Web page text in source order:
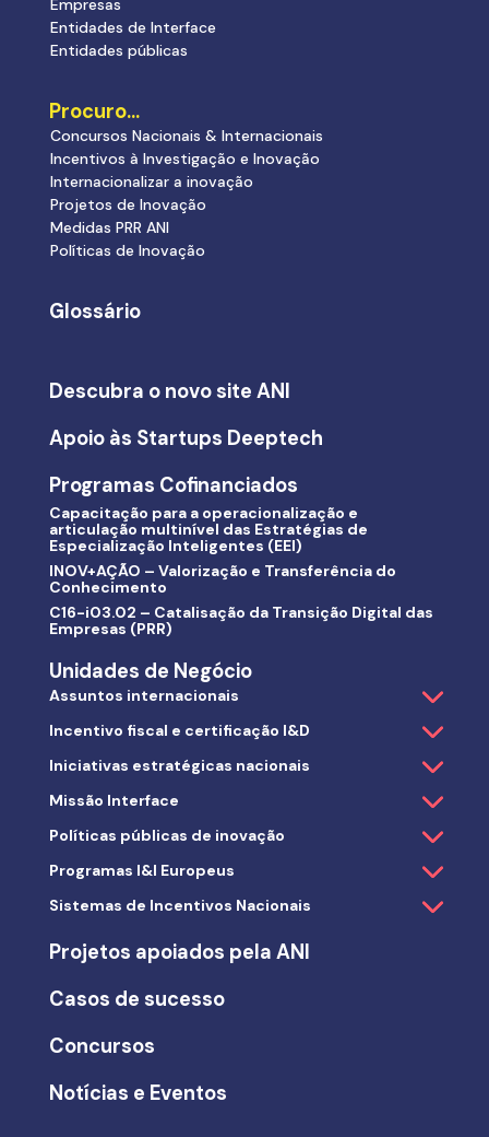
Empresas
Entidades de Interface
Entidades públicas
Procuro…
Concursos Nacionais & Internacionais
Incentivos à Investigação e Inovação
Internacionalizar a inovação
Projetos de Inovação
Medidas PRR ANI
Políticas de Inovação
Glossário
Descubra o novo site ANI
Apoio às Startups Deeptech
Programas Cofinanciados
Capacitação para a operacionalização e
articulação multinível das Estratégias de
Especialização Inteligentes (EEI)
INOV+AÇÃO – Valorização e Transferência do
Conhecimento
C16-i03.02 – Catalisação da Transição Digital das
Empresas (PRR)
Unidades de Negócio
Assuntos internacionais
Incentivo fiscal e certificação I&D
Iniciativas estratégicas nacionais
Missão Interface
Políticas públicas de inovação
Programas I&I Europeus
Sistemas de Incentivos Nacionais
Projetos apoiados pela ANI
Casos de sucesso
Concursos
Notícias e Eventos